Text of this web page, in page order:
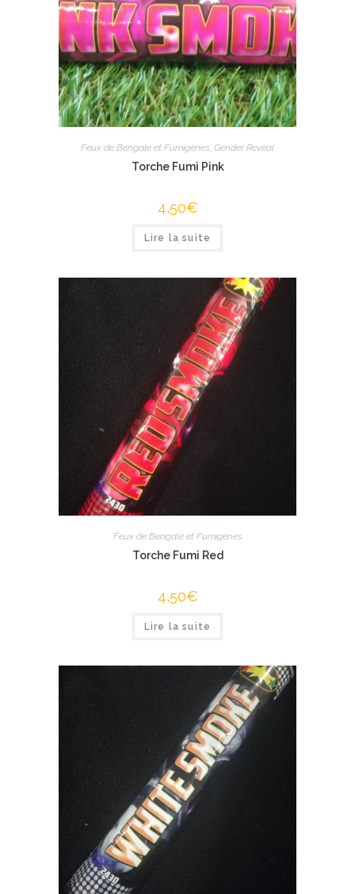
Feux de Bengale et Fumigènes, Gender Reveal
Torche Fumi Pink
4,50€
Lire la suite
Feux de Bengale et Fumigènes
Torche Fumi Red
4,50€
Lire la suite